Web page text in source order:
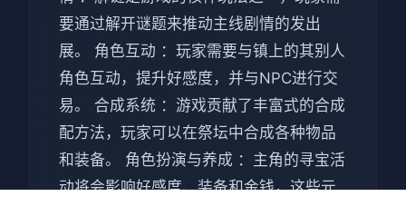
要通过解开谜题来推动主线剧情的发出
展。 角色互动 ：玩家需要与镇上的其别人
角色互动，提升好感度，并与NPC进行交
易。 合成系统 ：游戏贡献了丰富式的合成
配方法，玩家可以在祭坛中合成各种物品
和装备。 角色扮演与养成 ：主角的寻宝活
动将会影响好感度、装备和金钱，这些元